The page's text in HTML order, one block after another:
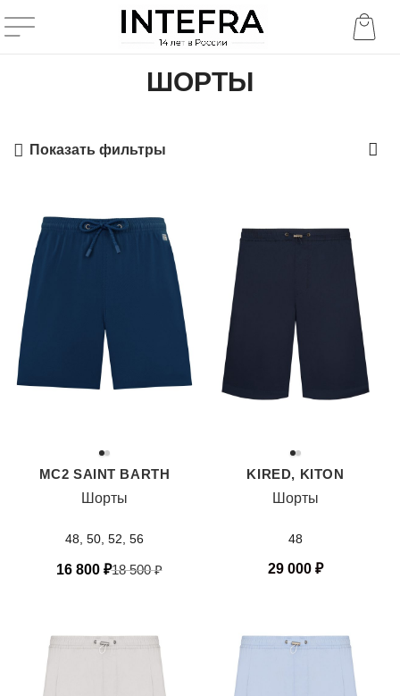
ШОРТЫ
Показать фильтры
MC2 SAINT BARTH
Шорты
48, 50, 52, 56
18 500₽
16 800 ₽
KIRED, KITON
Шорты
48
29 000 ₽